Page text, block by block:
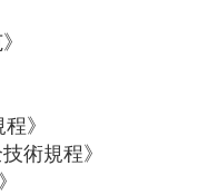
》
術規程》